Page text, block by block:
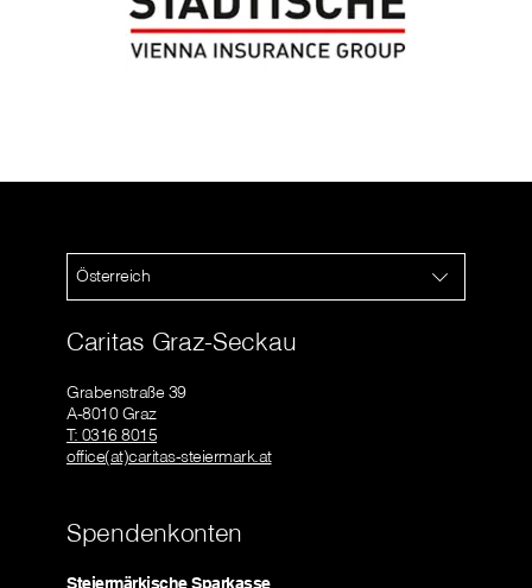
Österreich
Caritas Graz-Seckau
Grabenstraße 39
A-8010 Graz
T: 0316 8015
office(at)caritas-steiermark.at
Spendenkonten
Steiermärkische Sparkasse